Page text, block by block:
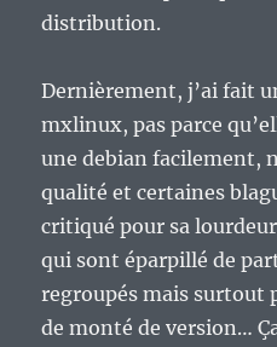
distribution.
Dernièrement, j’ai fait
mxlinux, pas parce
une debian facilement,
qualité et certaines
critiqué pour sa
qui sont éparpillé de
regroupés mais surtout
de monté de version…